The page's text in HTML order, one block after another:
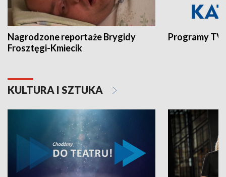
Nagrodzone reportaże Brygidy
Frosztęgi-Kmiecik
Programy
KULTURA I SZTUKA